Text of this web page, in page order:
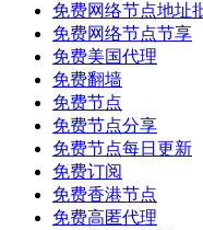
免费网络节点地址
免费网络节点节享
免费美国代理
免费翻墙
免费节点
免费节点分享
免费节点每日更新
免费订阅
免费香港节点
免费高匿代理